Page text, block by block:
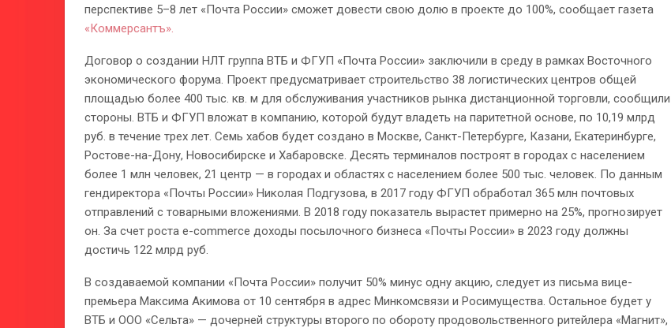
перспективе 5–8 лет «Почта России» сможет довести свою долю в проекте до 100%, сообщает газета
«Коммерсантъ».
Договор о создании НЛТ группа ВТБ и ФГУП «Почта России» заключили в среду в рамках Восточного
экономического форума. Проект предусматривает строительство 38 логистических центров общей
площадью более 400 тыс. кв. м для обслуживания участников рынка дистанционной торговли, сообщили
стороны. ВТБ и ФГУП вложат в компанию, которой будут владеть на паритетной основе, по 10,19 млрд
руб. в течение трех лет. Семь хабов будет создано в Москве, Санкт-Петербурге, Казани, Екатеринбурге,
Ростове-на-Дону, Новосибирске и Хабаровске. Десять терминалов построят в городах с населением
более 1 млн человек, 21 центр — в городах и областях с населением более 500 тыс. человек. По данным
гендиректора «Почты России» Николая Подгузова, в 2017 году ФГУП обработал 365 млн почтовых
отправлений с товарными вложениями. В 2018 году показатель вырастет примерно на 25%, прогнозирует
он. За счет роста e-commerce доходы посылочного бизнеса «Почты России» в 2023 году должны
достичь 122 млрд руб.
В создаваемой компании «Почта России» получит 50% минуc одну акцию, следует из письма вице-
премьера Максима Акимова от 10 сентября в адрес Минкомсвязи и Росимущества. Остальное будет у
ВТБ и ООО «Сельта» — дочерней структуры второго по обороту продовольственного ритейлера «Магнит»,